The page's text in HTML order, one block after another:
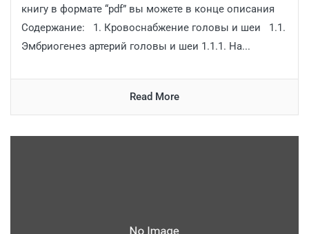
книгу в формате “pdf” вы можете в конце описания
Содержание: 1. Кровоснабжение головы и шеи 1.1.
Эмбриогенез артерий головы и шеи 1.1.1. На...
Read More